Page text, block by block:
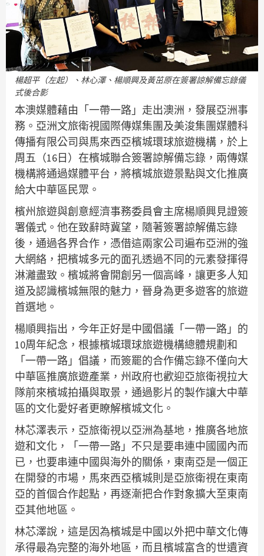
楊超平（左起）、林心澤、楊順興及黃茁原在簽署諒解備忘錄儀
式後合影
本澳媒體藉由「一帶一路」走出澳洲，發展亞洲事
務。亞洲文旅衛視國際傳媒集團及美浚集團媒體科
傳播有限公司與馬來西亞檳城環球旅遊機構，於上
周五（16日）在檳城聯合簽署諒解備忘錄，兩傳媒
機構將通過媒體平台，將檳城旅遊景點與文化推廣
給大中華區民眾。
檳州旅遊與創意經濟事務委員會主席楊順興見證簽
署儀式。他在致辭時冀望，隨著簽署諒解備忘錄
後，通過各界合作，憑借這兩家公司遍布亞洲的強
大網絡，把檳城多元的面孔透過不同的元素發揮得
淋灕盡致。檳城將會開創另一個高峰，讓更多人知
道及認識檳城無限的魅力，晉身為更多遊客的旅遊
首選地。
楊順興指出，今年正好是中國倡議「一帶一路」的
10周年紀念，根據檳城環球旅遊機構總體規劃和
「一帶一路」倡議，而簽罷的合作備忘錄不僅向大
中華區推廣旅遊產業，州政府也歡迎亞旅衛視拉大
隊前來檳城拍攝與取景，通過影片的製作讓大中華
區的文化愛好者更瞭解檳城文化。
林芯澤表示，亞旅衛視以亞洲為基地，推廣各地旅
遊和文化，「一帶一路」不只是要串連中國國內而
已，也要串連中國與海外的關係，東南亞是一個正
在開發的市場，馬來西亞檳城則是亞旅衛視在東南
亞的首個合作起點，再逐漸把合作對象擴大至東南
亞其他地區。
林芯澤說，這是因為檳城是中國以外把中華文化傳
承得最為完整的海外地區，而且檳城富含的世遺資